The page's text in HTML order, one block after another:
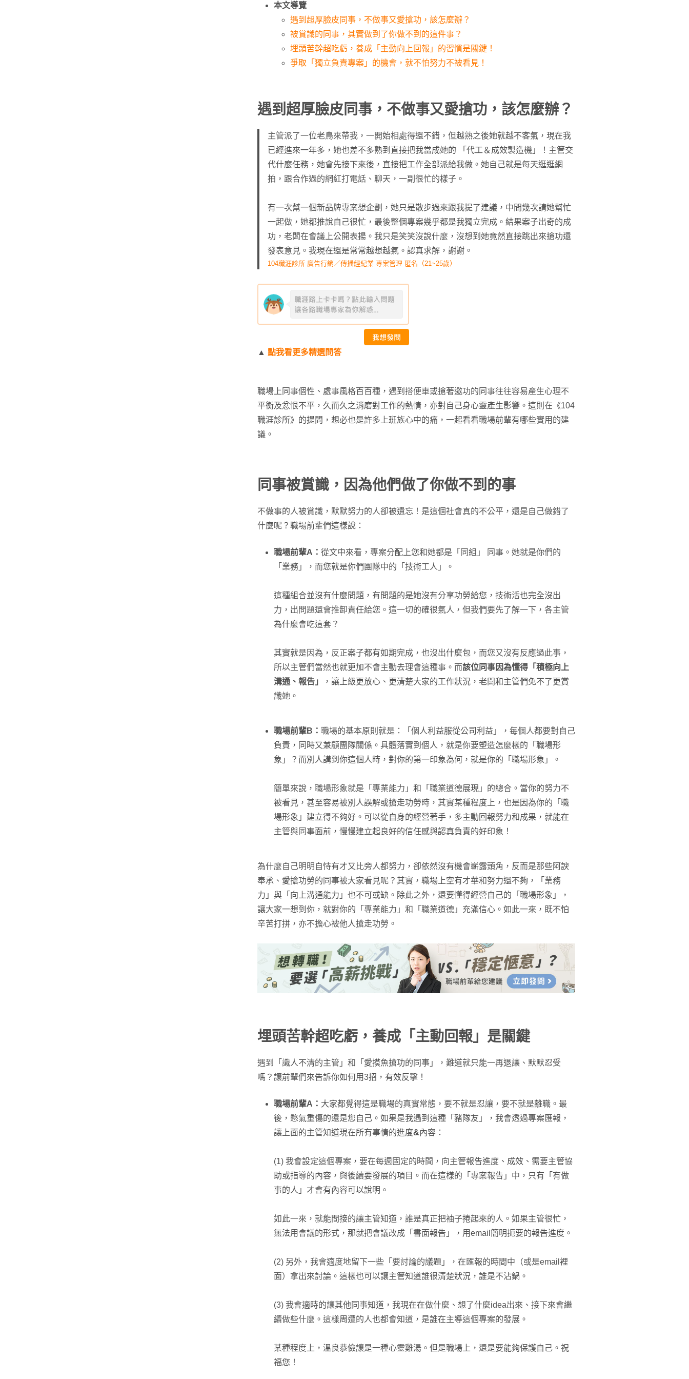
本文導覽
遇到超厚臉皮同事，不做事又愛搶功，該怎麼辦？
被賞識的同事，其實做到了你做不到的這件事？
埋頭苦幹超吃虧，養成「主動向上回報」的習慣是關鍵！
爭取「獨立負責專案」的機會，就不怕努力不被看見！
遇到超厚臉皮同事，不做事又愛搶功，該怎麼辦？
主管派了一位老鳥來帶我，一開始相處得還不錯，但越熟之後她就越不客氣，現在我
已經進來一年多，她也差不多熟到直接把我當成她的 「代工＆成效製造機」！主管交
代什麼任務，她會先接下來後，直接把工作全部派給我做。她自己就是每天逛逛網
拍，跟合作過的網紅打電話、聊天，一副很忙的樣子。
有一次幫一個新品牌專案想企劃，她只是散步過來跟我提了建議，中間幾次請她幫忙
一起做，她都推說自己很忙，最後整個專案幾乎都是我獨立完成。結果案子出奇的成
功，老闆在會議上公開表揚。我只是笑笑沒說什麼，沒想到她竟然直接跳出來搶功還
發表意見。我現在還是常常越想越氣。認真求解，謝謝。
104職涯診所 廣告行銷／傳播經紀業 專案管理 匿名（21~25歲）
▲ 點我看更多精選問答
職場上同事個性、處事風格百百種，遇到搭便車或搶著邀功的同事往往容易產生心理不
平衡及忿恨不平，久而久之消磨對工作的熱情，亦對自己身心靈產生影響。這則在《104
職涯診所》的提問，想必也是許多上班族心中的痛，一起看看職場前輩有哪些實用的建
議。
同事被賞識，因為他們做了你做不到的事
不做事的人被賞識，默默努力的人卻被遺忘！是這個社會真的不公平，還是自己做錯了
什麼呢？職場前輩們這樣說：
職場前輩A： 從文中來看，專案分配上您和她都是「同組」 同事。她就是你們的
「業務」，而您就是你們團隊中的「技術工人」。
這種組合並沒有什麼問題，有問題的是她沒有分享功勞給您，技術活也完全沒出
力，出問題還會推卸責任給您。這一切的確很氣人，但我們要先了解一下，各主管
為什麼會吃這套？
其實就是因為，反正案子都有如期完成，也沒出什麼包，而您又沒有反應過此事，
所以主管們當然也就更加不會主動去理會這種事。而該位同事因為懂得「積極向上
溝通、報告」
，讓上級更放心、更清楚大家的工作狀況，老闆和主管們免不了更賞
識她。
職場前輩B： 職場的基本原則就是：「個人利益服從公司利益」，每個人都要對自己
負責，同時又兼顧團隊關係。具體落實到個人，就是你要塑造怎麼樣的「職場形
象」？而別人講到你這個人時，對你的第一印象為何，就是你的「職場形象」。
簡單來說，職場形象就是「專業能力」和「職業道德展現」的總合。當你的努力不
被看見，甚至容易被別人誤解或搶走功勞時，其實某種程度上，也是因為你的「職
場形象」建立得不夠好。可以從自身的經營著手，多主動回報努力和成果，就能在
主管與同事面前，慢慢建立起良好的信任感與認真負責的好印象！
為什麼自己明明自恃有才又比旁人都努力，卻依然沒有機會嶄露頭角，反而是那些阿諛
奉承、愛搶功勞的同事被大家看見呢？其實，職場上空有才華和努力還不夠，「業務
力」與「向上溝通能力」也不可或缺。除此之外，還要懂得經營自己的「職場形象」，
讓大家一想到你，就對你的「專業能力」和「職業道德」充滿信心。如此一來，既不怕
辛苦打拼，亦不擔心被他人搶走功勞。
埋頭苦幹超吃虧，養成「主動回報」是關鍵
遇到「識人不清的主管」和「愛摸魚搶功的同事」，難道就只能一再退讓、默默忍受
嗎？讓前輩們來告訴你如何用3招，有效反擊！
職場前輩A： 大家都覺得這是職場的真實常態，要不就是忍讓，要不就是離職。最
後，憋氣重傷的還是您自己。如果是我遇到這種「豬隊友」，我會透過專案匯報，
讓上面的主管知道現在所有事情的進度&內容：
(1) 我會設定這個專案，要在每週固定的時間，向主管報告進度、成效、需要主管協
助或指導的內容，與後續要發展的項目。而在這樣的「專案報告」中，只有「有做
事的人」才會有內容可以說明。
如此一來，就能間接的讓主管知道，誰是真正把袖子捲起來的人。如果主管很忙，
無法用會議的形式，那就把會議改成「書面報告」，用email簡明扼要的報告進度。
(2) 另外，我會適度地留下一些「要討論的議題」，在匯報的時間中（或是email裡
面）拿出來討論。這樣也可以讓主管知道誰很清楚狀況，誰是不沾鍋。
(3) 我會適時的讓其他同事知道，我現在在做什麼、想了什麼idea出來、接下來會繼
續做些什麼。這樣周遭的人也都會知道，是誰在主導這個專案的發展。
某種程度上，溫良恭儉讓是一種心靈雞湯。但是職場上，還是要能夠保護自己。祝
福您！